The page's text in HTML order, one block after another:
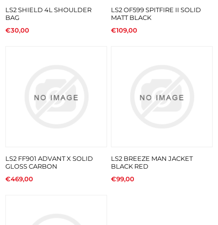
LS2 SHIELD 4L SHOULDER
BAG
€30,00
LS2 OF599 SPITFIRE II SOLID
MATT BLACK
€109,00
LS2 FF901 ADVANT X SOLID
GLOSS CARBON
€469,00
LS2 BREEZE MAN JACKET
BLACK RED
€99,00